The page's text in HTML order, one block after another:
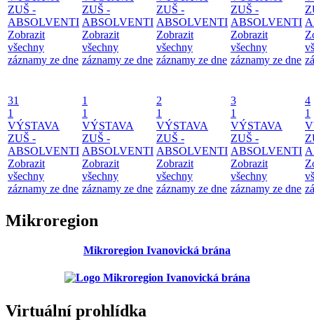
ZUŠ -
ABSOLVENTI
Zobrazit
všechny
záznamy ze dne
ZUŠ -
ABSOLVENTI
Zobrazit
všechny
záznamy ze dne
ZUŠ -
ABSOLVENTI
Zobrazit
všechny
záznamy ze dne
ZUŠ -
ABSOLVENTI
Zobrazit
všechny
záznamy ze dne
31
1
VÝSTAVA
ZUŠ -
ABSOLVENTI
Zobrazit
všechny
záznamy ze dne
1
1
VÝSTAVA
ZUŠ -
ABSOLVENTI
Zobrazit
všechny
záznamy ze dne
2
1
VÝSTAVA
ZUŠ -
ABSOLVENTI
Zobrazit
všechny
záznamy ze dne
3
1
VÝSTAVA
ZUŠ -
ABSOLVENTI
Zobrazit
všechny
záznamy ze dne
4
1
Mikroregion
Mikroregion Ivanovická brána
Virtuální prohlídka